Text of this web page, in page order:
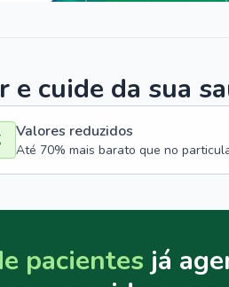
cuide da sua
Valores reduzidos
Até 70% mais barato que no
pacientes já